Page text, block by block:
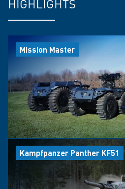
HIGHLIGHTS
Mission Master
Kampfpanzer Panther KF51